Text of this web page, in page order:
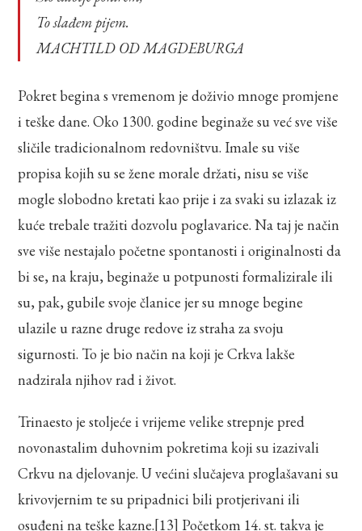
To slađem pijem.
MACHTILD OD MAGDEBURGA
Pokret begina s vremenom je doživio mnoge promjene
i teške dane. Oko 1300. godine beginaže su već sve više
sličile tradicionalnom redovništvu. Imale su više
propisa kojih su se žene morale držati, nisu se više
mogle slobodno kretati kao prije i za svaki su izlazak iz
kuće trebale tražiti dozvolu poglavarice. Na taj je način
sve više nestajalo početne spontanosti i originalnosti da
bi se, na kraju, beginaže u potpunosti formalizirale ili
su, pak, gubile svoje članice jer su mnoge begine
ulazile u razne druge redove iz straha za svoju
sigurnosti. To je bio način na koji je Crkva lakše
nadzirala njihov rad i život.
Trinaesto je stoljeće i vrijeme velike strepnje pred
novonastalim duhovnim pokretima koji su izazivali
Crkvu na djelovanje. U većini slučajeva proglašavani su
krivovjernim te su pripadnici bili protjerivani ili
osuđeni na teške kazne.[13] Početkom 14. st. takva je